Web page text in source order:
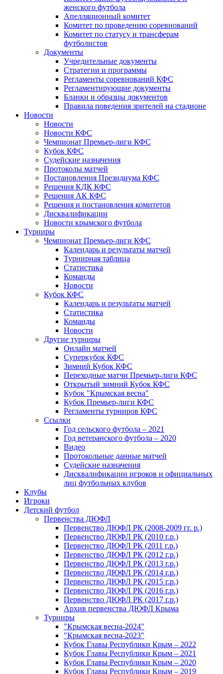
женского футбола
Апелляционный комитет
Комитет по проведению соревнований
Комитет по статусу и трансферам
футболистов
Документы
Учредительные документы
Стратегии и программы
Регламенты соревнований КФС
Регламентирующие документы
Бланки и образцы документов
Правила поведения зрителей на стадионе
Новости
Новости
Новости КФС
Чемпионат Премьер-лиги КФС
Кубок КФС
Судейские назначения
Протоколы матчей
Постановления Президиума КФС
Решения КДК КФС
Решения АК КФС
Решения и постановления комитетов
Дисквалификации
Новости крымского футбола
Турниры
Чемпионат Премьер-лиги КФС
Календарь и результаты матчей
Турнирная таблица
Статистика
Команды
Новости
Кубок КФС
Календарь и результаты матчей
Статистика
Команды
Новости
Другие турниры
Онлайн матчей
Суперкубок КФС
Зимний Кубок КФС
Переходные матчи Премьер-лиги КФС
Открытый зимний Кубок КФС
Кубок "Крымская весна"
Кубок Премьер-лиги КФС
Регламенты турниров КФС
Ссылки
Год сельского футбола – 2021
Год ветеранского футбола – 2020
Видео
Протокольные данные матчей
Судейские назначения
Дисквалификации игроков и официальных
лиц футбольных клубов
Клубы
Игроки
Детский футбол
Первенства ДЮФЛ
Первенство ДЮФЛ РК (2008-2009 гг. р.)
Первенство ДЮФЛ РК (2010 г.р.)
Первенство ДЮФЛ РК (2011 г.р.)
Первенство ДЮФЛ РК (2012 г.р.)
Первенство ДЮФЛ РК (2013 г.р.)
Первенство ДЮФЛ РК (2014 г.р.)
Первенство ДЮФЛ РК (2015 г.р.)
Первенство ДЮФЛ РК (2016 г.р.)
Первенство ДЮФЛ РК (2017 г.р.)
Архив первенства ДЮФЛ Крыма
Турниры
"Крымская весна-2024"
"Крымская весна-2023"
Кубок Главы Республики Крым – 2022
Кубок Главы Республики Крым – 2021
Кубок Главы Республики Крым – 2020
Кубок Главы Республики Крым – 2019